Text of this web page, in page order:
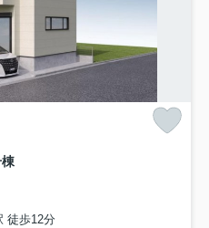
徒歩12分